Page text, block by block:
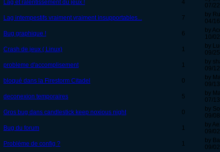
Lag et ralentissement du jeux !
4
07/
Lag intempestifs vraiment vraiment insupportables...
7
by
04/
Bug graphique !
6
by
10/
Crash de jeux ( Linux)
1
by
09/
probleme d'accomplisement
1
by
09/
bloqué dans la Firestorm Citadel
0
by
09/
deconexion temporaires
5
by
07/
Gros bug dans candlestick keep noxious night
0
by
09/
Bug du forum
1
by
09/
Problème de config ?
1
by
09/